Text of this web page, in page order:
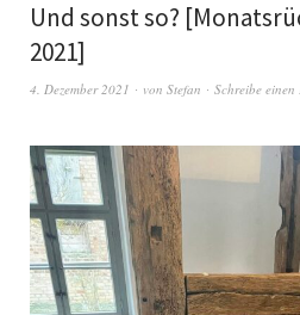
Und sonst so?
2021]
4. Dezember 2021 von Stefan Schreibe einen